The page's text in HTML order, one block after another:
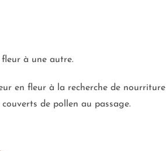
fleur à une autre.
en fleur à la recherche de nourriture
de pollen au passage.